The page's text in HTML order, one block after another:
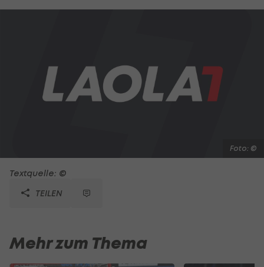
Foto: ©
Textquelle: ©
TEILEN
Mehr zum Thema